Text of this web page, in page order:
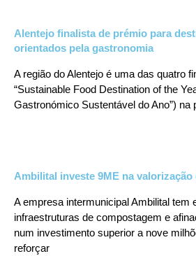
Alentejo finalista de prémio para
orientados pela gastronomia
A região do Alentejo é uma das quatro
“Sustainable Food Destination of the
Gastronómico Sustentável do Ano”) na
Ambilital investe 9ME na
A empresa intermunicipal Ambilital tem
infraestruturas de compostagem e
num investimento superior a nove
reforçar